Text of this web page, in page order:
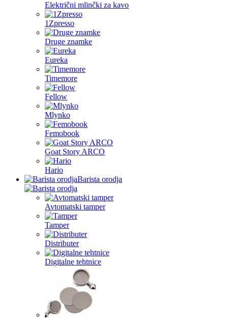
Električni mlinčki za kavo
1Zpresso
Druge znamke
Eureka
Timemore
Fellow
Mlynko
Femobook
Goat Story ARCO
Hario
Barista orodja
Avtomatski tamper
Tamper
Distributer
Digitalne tehtnice